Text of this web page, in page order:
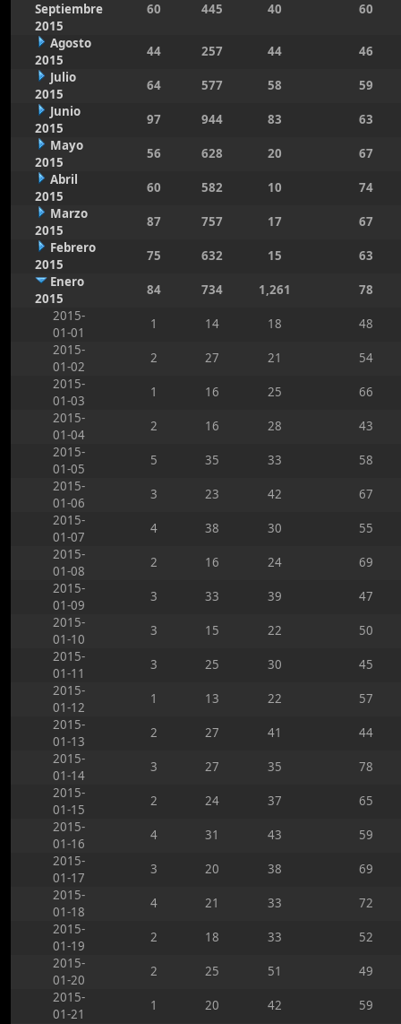
Septiembre
2015
60 445 40 60
Agosto
2015
44 257 44
46
Julio
2015
64 577 58
59
Junio
2015
97 944 83
63
Mayo
2015
56 628 20
67
Abril
2015
60 582 10
74
Marzo
2015
87 757 17
67
Febrero
2015
75 632 15
63
Enero
2015
84 734 1,261
78
2015-
01-01
1 14 18
48
2015-
01-02
2 27 21
54
2015-
01-03
1 16 25
66
2015-
01-04
2 16 28
43
2015-
01-05
5 35 33
58
2015-
01-06
3 23 42
67
2015-
01-07
4 38 30
55
2015-
01-08
2 16 24
69
2015-
01-09
3 33 39
47
2015-
01-10
3 15 22
50
2015-
01-11
3 25 30
45
2015-
01-12
1 13 22
57
2015-
01-13
2 27 41
44
2015-
01-14
3 27 35
78
2015-
01-15
2 24 37
65
2015-
01-16
4 31 43
59
2015-
01-17
3 20 38
69
2015-
01-18
4 21 33
72
2015-
01-19
2 18 33
52
2015-
01-20
2 25 51
49
2015-
01-21
1 20 42
59